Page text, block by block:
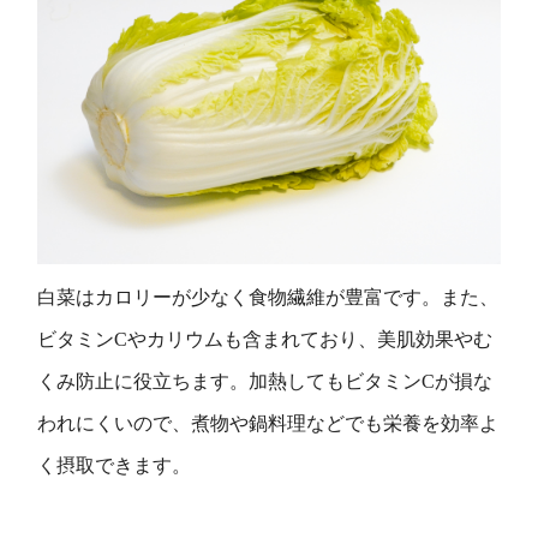
白菜はカロリーが少なく食物繊維が豊富です。また、
ビタミンCやカリウムも含まれており、美肌効果やむ
くみ防止に役立ちます。加熱してもビタミンCが損な
われにくいので、煮物や鍋料理などでも栄養を効率よ
く摂取できます。